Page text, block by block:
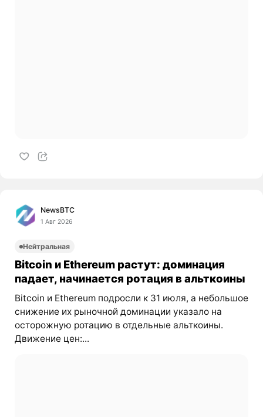
NewsBTC
1 Авг 2026
Нейтральная
Bitcoin и Ethereum растут: доминация
падает, начинается ротация в альткоины
Bitcoin и Ethereum подросли к 31 июля, а небольшое
снижение их рыночной доминации указало на
осторожную ротацию в отдельные альткоины.
Движение цен:...